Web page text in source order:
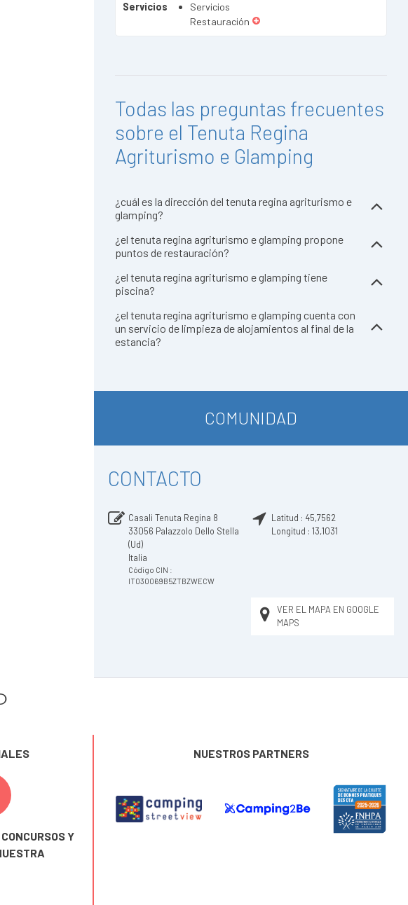
Servicios
Servicios
Restauración
Todas las preguntas frecuentes
sobre el Tenuta Regina
Agriturismo e Glamping
¿cuál es la dirección del tenuta regina agriturismo e
glamping?
¿el tenuta regina agriturismo e glamping propone
puntos de restauración?
¿el tenuta regina agriturismo e glamping tiene
piscina?
¿el tenuta regina agriturismo e glamping cuenta con
un servicio de limpieza de alojamientos al final de la
estancia?
COMUNIDAD
CONTACTO
Casali Tenuta Regina 8
33056 Palazzolo Dello Stella
(Ud)
Italia
Código CIN :
IT030069B5ZTBZWECW
Latitud : 45,7562
Longitud : 13,1031
VER EL MAPA EN GOOGLE
MAPS
Y
NUESTROS PARTNERS